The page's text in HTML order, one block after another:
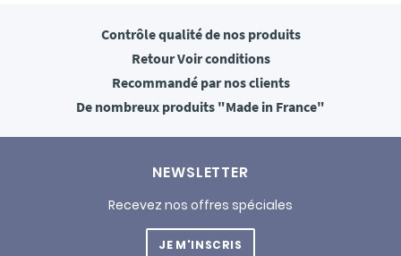
Contrôle qualitéde nos produits
RetourVoir conditions
Recommandépar nos clients
De nombreux produits "Made in France"
NEWSLETTER
Recevez nos offres spéciales
JE M'INSCRIS